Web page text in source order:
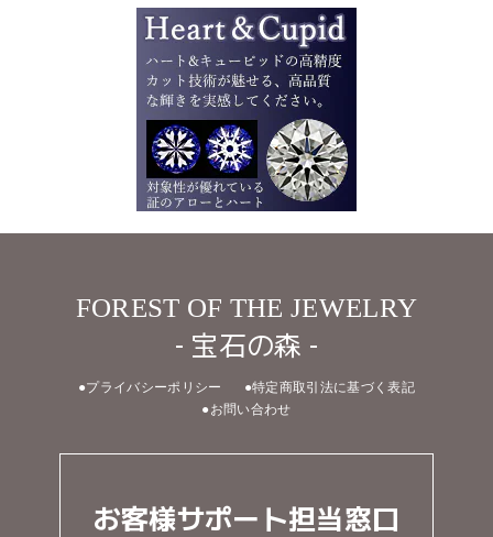
FOREST OF THE JEWELRY
- 宝石の森 -
●プライバシーポリシー
●特定商取引法に基づく表記
●お問い合わせ
お客様サポート担当窓口